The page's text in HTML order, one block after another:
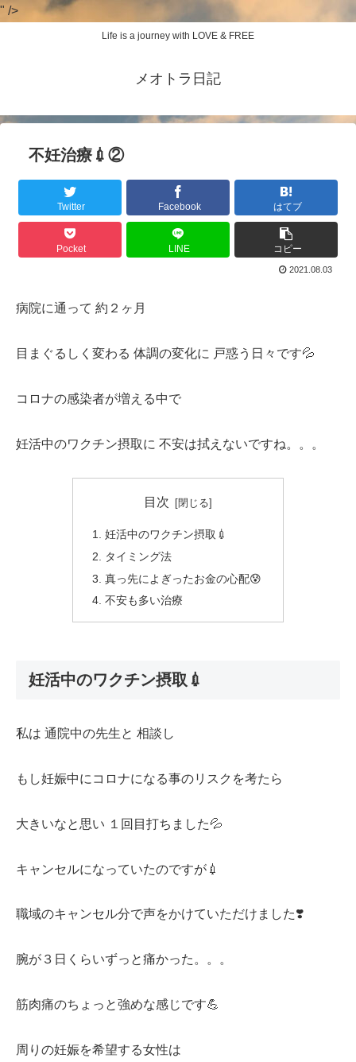
" />
Life is a journey with LOVE & FREE
メオトラ日記
不妊治療💉②
Twitter Facebook はてブ
Pocket LINE コピー
2021.08.03
病院に通って 約２ヶ月
目まぐるしく変わる 体調の変化に 戸惑う日々です💦
コロナの感染者が増える中で
妊活中のワクチン摂取に 不安は拭えないですね。。。
目次
妊活中のワクチン摂取💉
タイミング法
真っ先によぎったお金の心配😰
不安も多い治療
妊活中のワクチン摂取💉
私は 通院中の先生と 相談し
もし妊娠中にコロナになる事のリスクを考たら
大きいなと思い １回目打ちました💦
キャンセルになっていたのですが💉
職域のキャンセル分で声をかけていただけました❣️
腕が３日くらいずっと痛かった。。。
筋肉痛のちょっと強めな感じです💪
周りの妊娠を希望する女性は